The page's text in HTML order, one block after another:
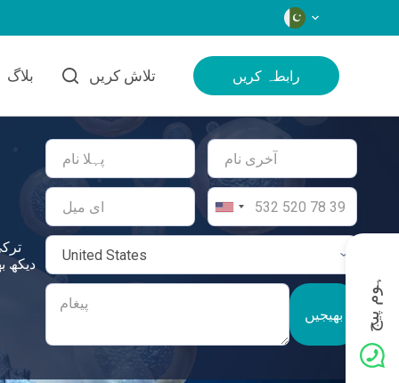
زبانیں
بلاگ تلاش کریں رابطہ کریں
دیکھ
بھیجیں ہوم پیج